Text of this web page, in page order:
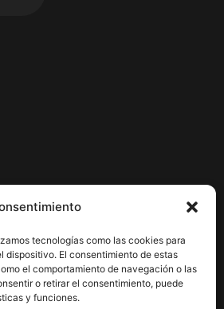
tecnologías como las cookies para
dispositivo. El consentimiento de estas
el comportamiento de navegación o las
o retirar el consentimiento, puede
y funciones.